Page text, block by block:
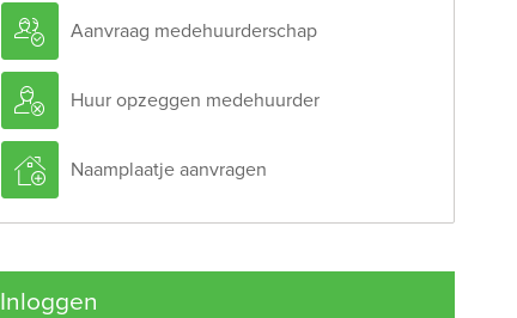
 Aanvraag medehuurderschap
 Huur opzeggen medehuurder
 Naamplaatje aanvragen
Inloggen